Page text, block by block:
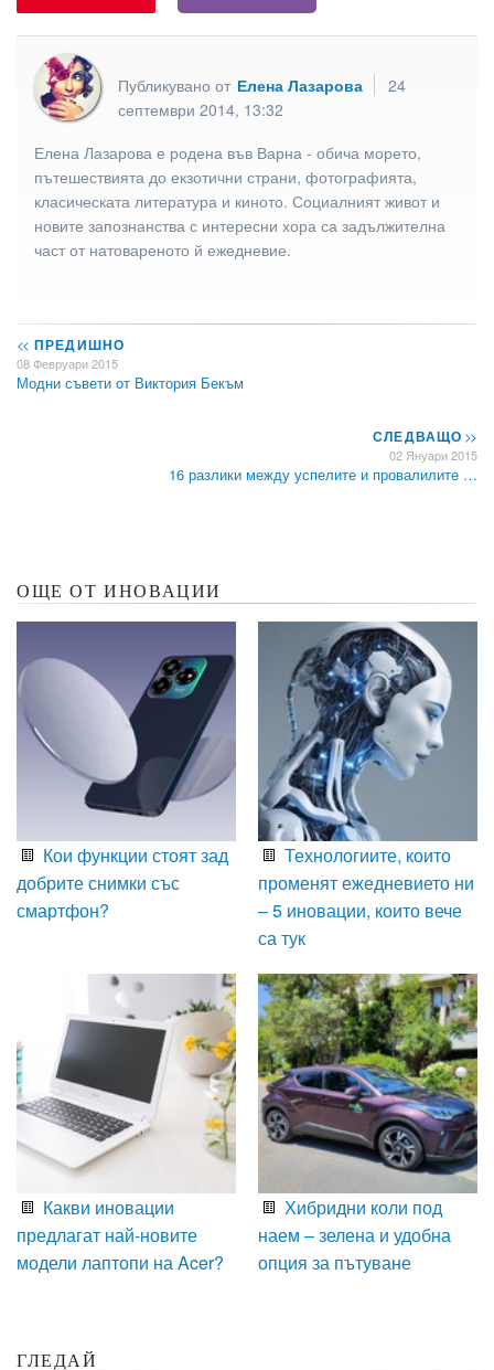
Публикувано от Елена Лазарова
24
септември 2014, 13:32
Елена Лазарова е родена във Варна - обича морето,
пътешествията до екзотични страни, фотографията,
класическата литература и киното. Социалният живот и
новите запознанства с интересни хора са задължителна
част от натовареното й ежедневие.
<< ПРЕДИШНО
08 Февруари 2015
Модни съвети от Виктория Бекъм
СЛЕДВАЩО>>
02 Януари 2015
16 разлики между успелите и провалилите …
ОЩЕ ОТ ИНОВАЦИИ
Кои функции стоят зад
добрите снимки със
смартфон?
Технологиите, които
променят ежедневието ни
– 5 иновации, които вече
са тук
Какви иновации
предлагат най-новите
модели лаптопи на Acer?
Хибридни коли под
наем – зелена и удобна
опция за пътуване
ГЛЕДАЙ